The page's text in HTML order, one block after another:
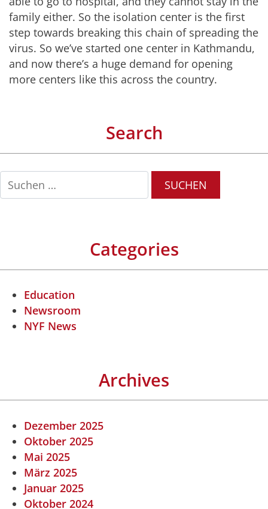
family either. So the isolation center is the first
step towards breaking this chain of spreading the
virus. So we’ve started one center in Kathmandu,
and now there’s a huge demand for opening
more centers like this across the country.
Search
Suchen
nach:
Categories
Education
Newsroom
NYF News
Archives
Dezember 2025
Oktober 2025
Mai 2025
März 2025
Januar 2025
Oktober 2024